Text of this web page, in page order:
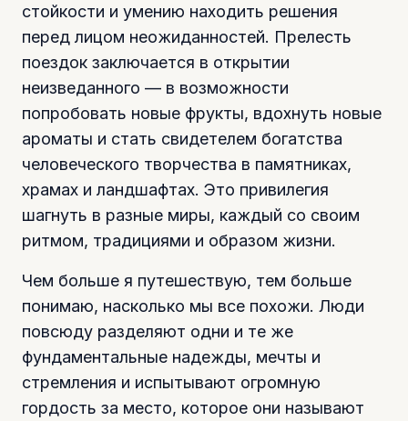
стойкости и умению находить решения
перед лицом неожиданностей. Прелесть
поездок заключается в открытии
неизведанного — в возможности
попробовать новые фрукты, вдохнуть новые
ароматы и стать свидетелем богатства
человеческого творчества в памятниках,
храмах и ландшафтах. Это привилегия
шагнуть в разные миры, каждый со своим
ритмом, традициями и образом жизни.
Чем больше я путешествую, тем больше
понимаю, насколько мы все похожи. Люди
повсюду разделяют одни и те же
фундаментальные надежды, мечты и
стремления и испытывают огромную
гордость за место, которое они называют